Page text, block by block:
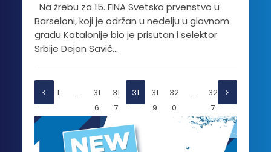
Na žrebu za 15. FINA Svetsko prvenstvo u
Barseloni, koji je održan u nedelju u glavnom
gradu Katalonije bio je prisutan i selektor
Srbije Dejan Savić...
1 …
31
6
31
7
31
8
31
9
32
0
…
32
7